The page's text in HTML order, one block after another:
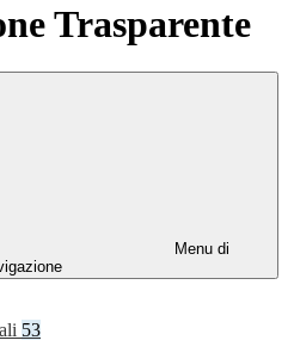
Trasparente
Menu di
53